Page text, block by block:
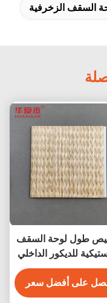
السقف الزخرفية
طول لوحة السقف
للديكور الداخلي
الجدار البلاستيكية
على أفضل سعر